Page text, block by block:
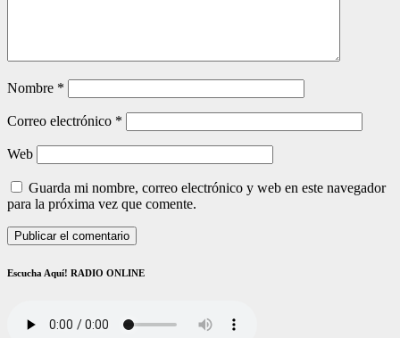
Nombre *
Correo electrónico *
Web
Guarda mi nombre, correo electrónico y web en este navegador
para la próxima vez que comente.
Escucha Aquí! RADIO ONLINE